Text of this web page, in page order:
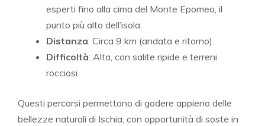
esperti fino alla cima del Monte Epomeo, il
punto più alto dell’isola.
Distanza: Circa 9 km (andata e ritorno).
Difficoltà: Alta, con salite ripide e terreni
rocciosi.
Questi percorsi permettono di godere appieno delle
bellezze naturali di Ischia, con opportunità di soste in